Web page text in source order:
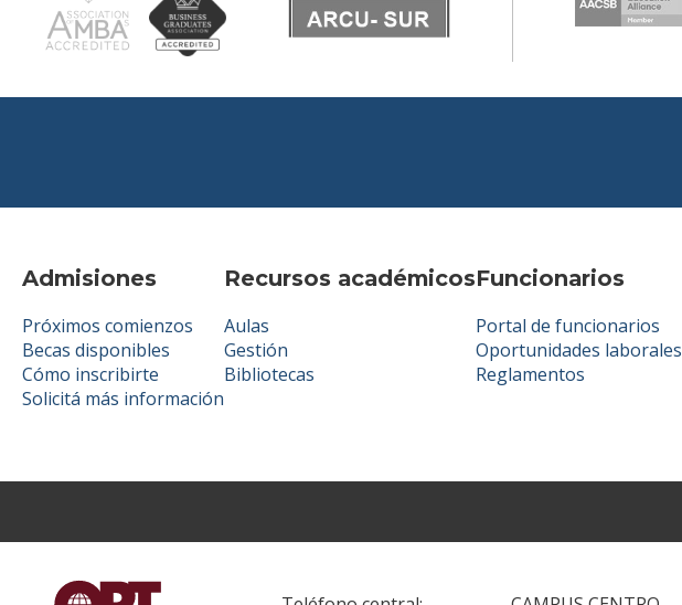
Admisiones
Próximos comienzos
Becas disponibles
Cómo inscribirte
Solicitá más información
Recursos académicos
Aulas
Gestión
Bibliotecas
Funcionarios
Portal de funcionarios
Oportunidades laborales
Reglamentos